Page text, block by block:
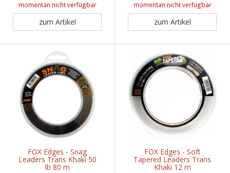
momentan nicht verfügbar
zum Artikel
momentan nicht verfügbar
zum Artikel
FOX Edges - Snag
Leaders Trans Khaki 50
lb 80 m
FOX Edges - Soft
Tapered Leaders Trans
Khaki 12 m